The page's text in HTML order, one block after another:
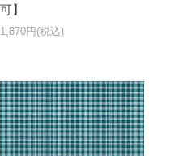
可】
1,870円(税込)